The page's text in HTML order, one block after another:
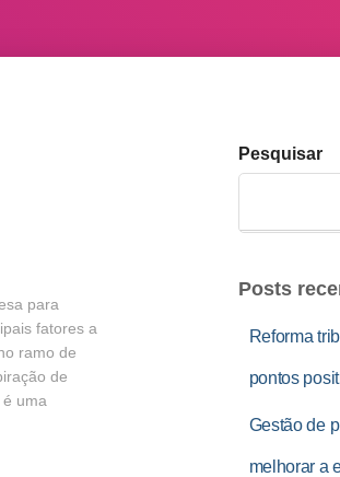
para
fatores a
ramo de
de
uma
Pesquisar
Posts
Reforma
pontos
Gestão de
melhorar a